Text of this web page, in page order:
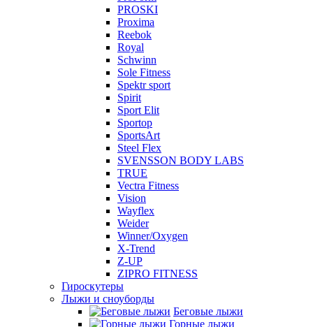
PROSKI
Proxima
Reebok
Royal
Schwinn
Sole Fitness
Spektr sport
Spirit
Sport Elit
Sportop
SportsArt
Steel Flex
SVENSSON BODY LABS
TRUE
Vectra Fitness
Vision
Wayflex
Weider
Winner/Oxygen
X-Trend
Z-UP
ZIPRO FITNESS
Гироскутеры
Лыжи и сноуборды
Беговые лыжи
Горные лыжи